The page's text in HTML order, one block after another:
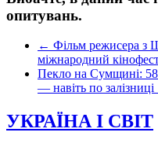
опитувань.
← Фільм режисера з
міжнародний
Пекло на Сумщині: 58
— навіть по залізниці
УКРАЇНА І СВІТ